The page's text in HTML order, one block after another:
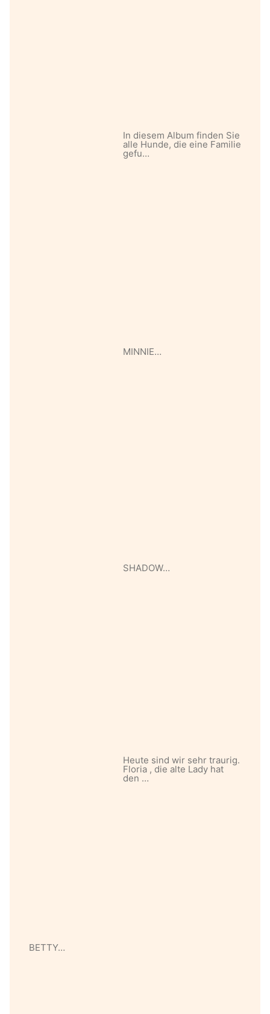
In diesem Album finden Sie
alle Hunde, die eine Familie
gefu…
MINNIE…
SHADOW…
Heute sind wir sehr traurig.
Floria , die alte Lady hat
den …
BETTY…